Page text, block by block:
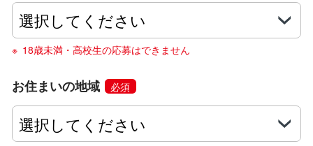
18歳未満・高校生の応募はできません
お住まいの地域 必須